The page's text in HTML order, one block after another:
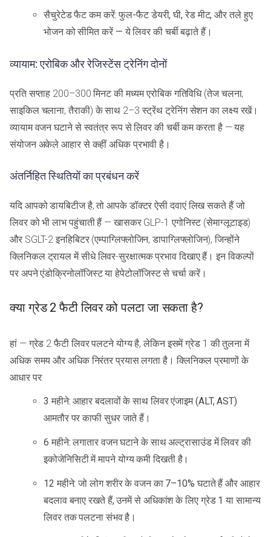
सैचुरेटेड फैट कम करें: फुल-फैट डेयरी, घी, रेड मीट, और तले हुए
भोजन को सीमित करें — ये लिवर की चर्बी बढ़ाते हैं।
व्यायाम: एरोबिक और रेजिस्टेंस ट्रेनिंग दोनों
प्रति सप्ताह 200–300 मिनट की मध्यम एरोबिक गतिविधि (तेज चलना,
साइकिल चलाना, तैराकी) के साथ 2–3 स्ट्रेंथ ट्रेनिंग सेशन का लक्ष्य रखें।
व्यायाम वजन घटाने से स्वतंत्र रूप से लिवर की चर्बी कम करता है — यह
संयोजन अकेले आहार से कहीं अधिक प्रभावी है।
अंतर्निहित स्थितियों का प्रबंधन करें
यदि आपको डायबिटीज है, तो आपके डॉक्टर ऐसी दवाएं लिख सकते हैं जो
लिवर को भी लाभ पहुंचाती हैं — खासकर GLP-1 एगोनिस्ट (सेमाग्लूटाइड)
और SGLT-2 इनहिबिटर (एम्पाग्लिफ्लोजिन, डापाग्लिफ्लोजिन), जिन्होंने
क्लिनिकल ट्रायल में सीधे लिवर-सुरक्षात्मक प्रभाव दिखाए हैं। इन विकल्पों
पर अपने एंडोक्रिनोलॉजिस्ट या हेपेटोलॉजिस्ट से चर्चा करें।
क्या ग्रेड 2 फैटी लिवर को पलटा जा सकता है?
हां — ग्रेड 2 फैटी लिवर पलटने योग्य है, लेकिन इसमें ग्रेड 1 की तुलना में
अधिक समय और अधिक निरंतर प्रयास लगता है। क्लिनिकल प्रमाणों के
आधार पर:
3 महीने: आहार बदलावों के साथ लिवर एंजाइम (ALT, AST)
आमतौर पर काफी सुधर जाते हैं।
6 महीने: लगातार वजन घटाने के साथ अल्ट्रासाउंड में लिवर की
इकोजेनिसिटी में मापने योग्य कमी दिखती है।
12 महीने: जो लोग शरीर के वजन का 7–10% घटाते हैं और आहार
बदलाव बनाए रखते हैं, उनमें से अधिकांश के लिए ग्रेड 1 या सामान्य
लिवर तक पलटना संभव है।